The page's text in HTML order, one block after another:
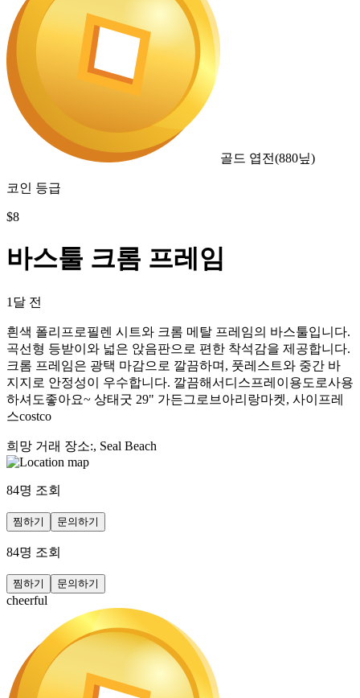
골드 엽전(880닢)
코인 등급
$8
바스툴 크롬 프레임
1달 전
흰색 폴리프로필렌 시트와 크롬 메탈 프레임의 바스툴입니다.
곡선형 등받이와 넓은 앉음판으로 편한 착석감을 제공합니다.
크롬 프레임은 광택 마감으로 깔끔하며, 풋레스트와 중간 바
지지로 안정성이 우수합니다. 깔끔해서디스프레이용도로사용
하셔도좋아요~ 상태굿 29" 가든그로브아리랑마켓, 사이프레
스costco
희망 거래 장소:, Seal Beach
84명 조회
찜하기 문의하기
84명 조회
찜하기 문의하기
cheerful